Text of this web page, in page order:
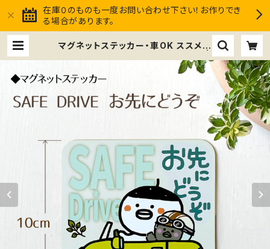
在庫０のものも一度お問い合わせ下さい！お作りでき
る場合があります。
マグネットステッカー・車OK ススメ隊
ススメ隊長Club market